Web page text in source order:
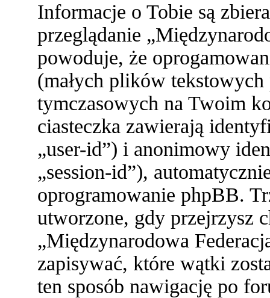
Informacje o Tobie są
przeglądanie
powoduje, że
(małych plików
tymczasowych na Twoim
ciasteczka zawierają
„user-id”) i anonimowy
„session-id”),
oprogramowanie phpBB.
utworzone, gdy przejrzysz
„Międzynarodowa
zapisywać, które wątki
ten sposób nawigację po